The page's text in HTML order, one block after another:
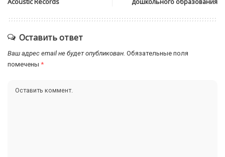
Оставить ответ
Ваш адрес email не будет опубликован. Обязательные поля
помечены *